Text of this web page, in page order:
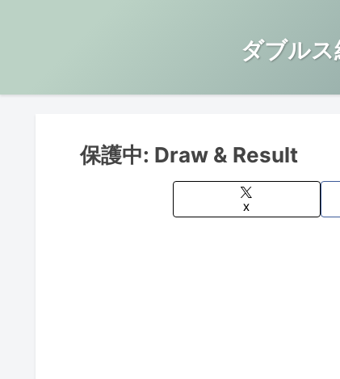
ダブル
保護中: Draw & Result
X